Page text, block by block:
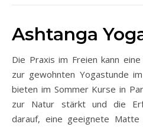
Ashtanga
Die Praxis im Freien kann
zur gewohnten Yogastunde
bieten im Sommer Kurse in
zur Natur stärkt und die
darauf, eine geeignete